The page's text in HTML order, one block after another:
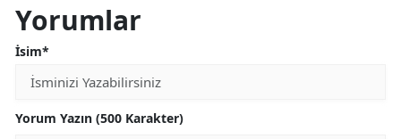
Yorumlar
İsim*
Yorum Yazın (500 Karakter)